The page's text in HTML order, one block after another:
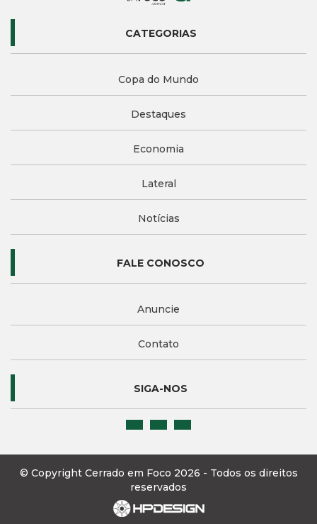
CATEGORIAS
Copa do Mundo
Destaques
Economia
Lateral
Notícias
FALE CONOSCO
Anuncie
Contato
SIGA-NOS
© Copyright Cerrado em Foco 2026 - Todos os direitos
reservados